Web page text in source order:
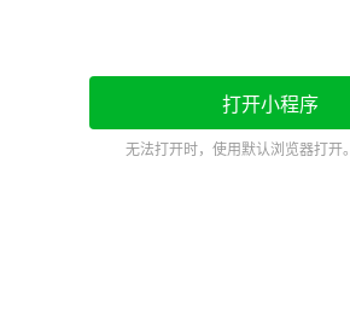
打开小程序
无法打开时，使用默认浏览器打开。